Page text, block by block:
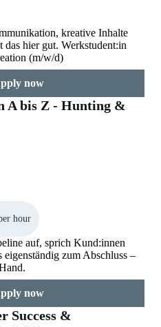
kreative Inhalte
das hier gut. Werkstudent:in
(m/w/d)
now
A bis Z - Hunting &
hour
auf, sprich Kund:innen
zum Abschluss –
now
Success &